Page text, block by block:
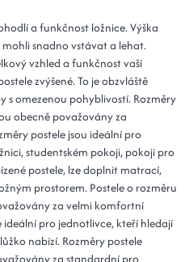
a funkčnost ložnice. Výška
snadno vstávat a lehat.
vzhled a funkčnost vaší
zvýšené. To je obzvláště
s omezenou pohyblivostí. Rozměry
obecně považovány za
postele jsou ideální pro
studentském pokoji, pokoji pro
postele, lze doplnit matrací,
prostorem. Postele o rozměru
za velmi komfortní
ideální pro jednotlivce, kteří hledají
nabízí. Rozměry postele
za standardní pro